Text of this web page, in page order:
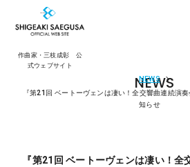
作曲家・三枝成彰 公
式ウェブサイト
NEWS
NEWS
『第21回 ベートーヴェンは凄い！全交響曲連続演
知らせ
『第21回 ベートーヴェンは凄い！全